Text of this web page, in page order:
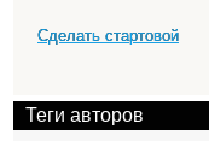
Сделать стартовой
Теги авторов